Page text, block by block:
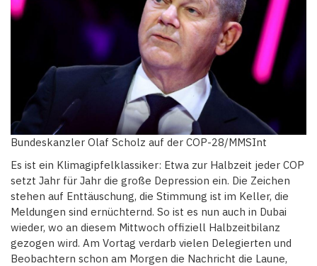
Bundeskanzler Olaf Scholz auf der COP-28/MMSInt
Es ist ein Klimagipfelklassiker: Etwa zur Halbzeit jeder COP
setzt Jahr für Jahr die große Depression ein. Die Zeichen
stehen auf Enttäuschung, die Stimmung ist im Keller, die
Meldungen sind ernüchternd. So ist es nun auch in Dubai
wieder, wo an diesem Mittwoch offiziell Halbzeitbilanz
gezogen wird. Am Vortag verdarb vielen Delegierten und
Beobachtern schon am Morgen die Nachricht die Laune,